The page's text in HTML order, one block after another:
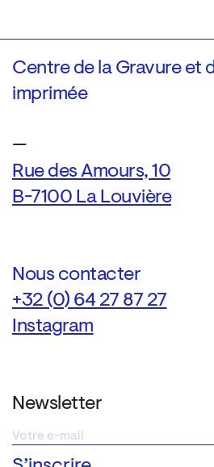
Centre de la Gravure et
imprimée
—
Rue des Amours, 10
B-7100 La Louvière
Nous contacter
+32 (0) 64 27 87 27
Instagram
Newsletter